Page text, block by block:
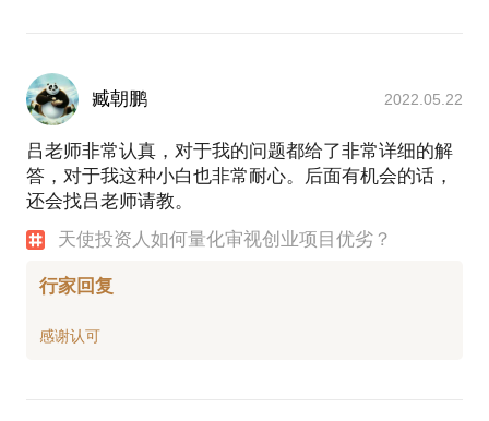
臧朝鹏 2022.05.22
吕老师非常认真，对于我的问题都给了非常详细的解
答，对于我这种小白也非常耐心。后面有机会的话，
还会找吕老师请教。
天使投资人如何量化审视创业项目优劣？
行家回复